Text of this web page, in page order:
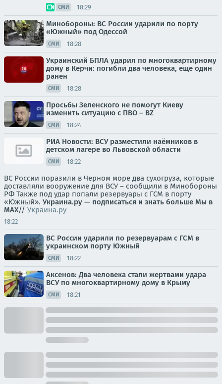
СМИ 18:29
Минобороны: ВС России ударили по порту
«Южный» под Одессой
СМИ 18:28
Украинский БПЛА ударил по многоквартирному
дому в Керчи: погибли два человека, еще один
ранен
СМИ 18:28
Просьбы Зеленского не помогут Киеву
изменить ситуацию с ПВО – BZ
СМИ 18:24
РИА Новости: ВСУ разместили наёмников в
детском лагере во Львовской области
СМИ 18:22
ВС России поразили в Черном море два сухогруза, которые
доставляли вооружение для ВСУ – сообщили в Минобороны
РФ Также под удар попали резервуары с ГСМ в порту
«Южный». Украина.ру — подписаться и знать больше Мы в
MAX// Украина.ру
18:22
ВС России ударили по резервуарам с ГСМ в
украинском порту Южный
СМИ 18:22
Аксенов: Два человека стали жертвами удара
ВСУ по многоквартирному дому в Крыму
СМИ 18:21